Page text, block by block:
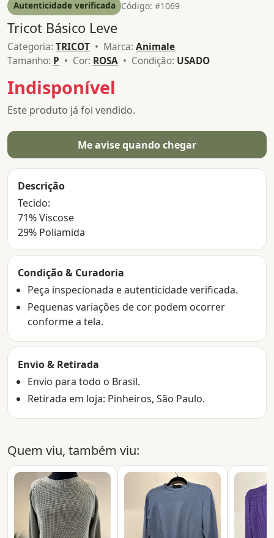
Autenticidade verificada Código: #1069
Tricot Básico Leve
Categoria: TRICOT • Marca: Animale
Tamanho: P • Cor: ROSA • Condição: USADO
Indisponível
Este produto já foi vendido.
Me avise quando chegar
Descrição
Tecido:
71% Viscose
29% Poliamida
Condição & Curadoria
Peça inspecionada e autenticidade verificada.
Pequenas variações de cor podem ocorrer
conforme a tela.
Envio & Retirada
Envio para todo o Brasil.
Retirada em loja: Pinheiros, São Paulo.
Quem viu, também viu: